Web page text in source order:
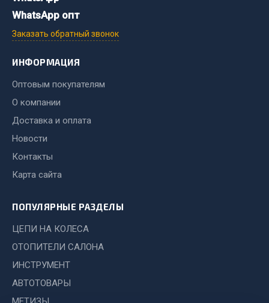
Запчасти Урал
Двигатель
Система питания
Система выпуска газа
Система охлаждения
Сцепление
Тормозная система
Весь раздел
Запчасти ЯМЗ
Система питания
WhatsApp опт
Заказать обратный звонок
ИНФОРМАЦИЯ
Оптовым покупателям
О компании
Доставка и оплата
Новости
Контакты
Карта сайта
ПОПУЛЯРНЫЕ РАЗДЕЛЫ
ЦЕПИ НА КОЛЕСА
ОТОПИТЕЛИ САЛОНА
ИНСТРУМЕНТ
АВТОТОВАРЫ